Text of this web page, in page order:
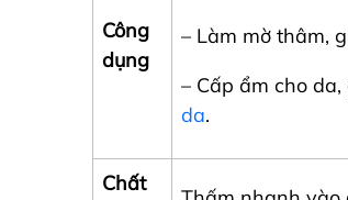
Công
dụng
– Làm mờ thâm,
– Cấp ẩm cho da,
da.
Chất